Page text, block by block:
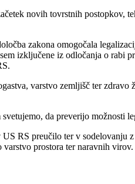
novih tovrstnih postopkov,
zakona omogočala
izključene iz odločanja o
varstvo zemljišč ter
da preverijo možnosti
RS preučilo ter v
prostora ter naravnih virov.